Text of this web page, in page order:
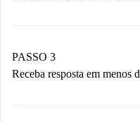
Não cobramos nada
PASSO 3
Receba resposta em menos